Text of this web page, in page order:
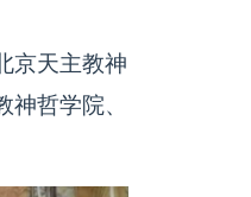
京天主教神
哲学院、